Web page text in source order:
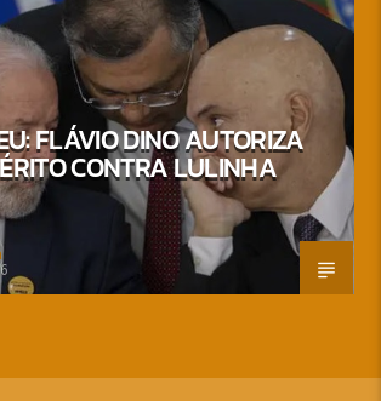
FLÁVIO DINO AUTORIZA
CONTRA LULINHA